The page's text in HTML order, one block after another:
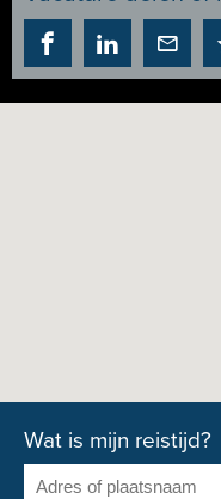
Wat is mijn reistijd?